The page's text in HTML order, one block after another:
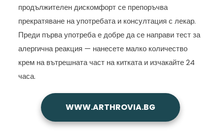
продължителен дискомфорт се препоръчва
прекратяване на употребата и консултация с лекар.
Преди първа употреба е добре да се направи тест за
алергична реакция — нанесете малко количество
крем на вътрешната част на китката и изчакайте 24
часа.
WWW.ARTHROVIA.BG